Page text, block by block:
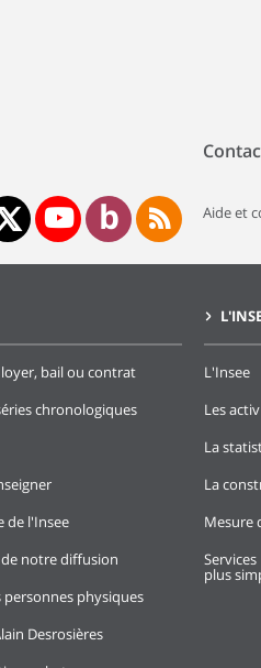
Aide et
bail ou contrat
chronologiques
de l'Insee
de notre diffusion
personnes physiques
Desrosières
L'Insee
Les
La
La
Mesure
plus